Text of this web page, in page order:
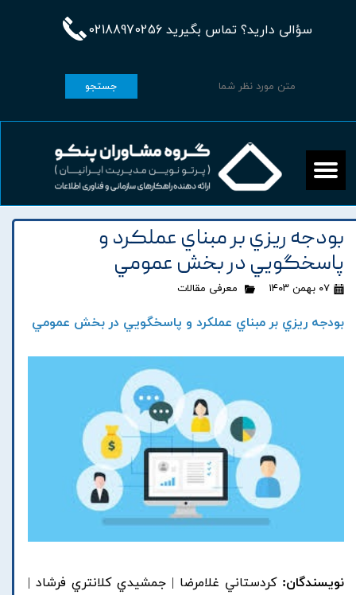
سؤالی دارید؟ تماس بگیرید 02188970256
جستجو
بودجه ريزي بر مبناي عملکرد و
پاسخگويي در بخش عمومي
۰۷ بهمن ۱۴۰۳ معرفی مقالات
بودجه ريزي بر مبناي عملکرد و پاسخگويي در بخش عمومي
نویسندگان: کردستاني غلامرضا | جمشيدي کلانتري فرشاد |